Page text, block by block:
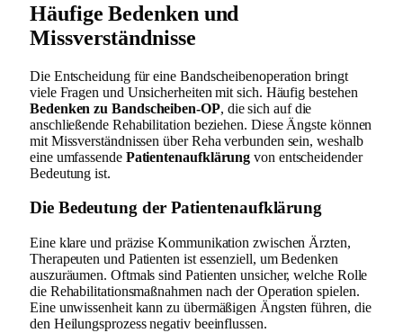
Häufige Bedenken und
Missverständnisse
Die Entscheidung für eine Bandscheibenoperation bringt
viele Fragen und Unsicherheiten mit sich. Häufig bestehen
Bedenken zu Bandscheiben-OP, die sich auf die
anschließende Rehabilitation beziehen. Diese Ängste können
mit Missverständnissen über Reha verbunden sein, weshalb
eine umfassende Patientenaufklärung von entscheidender
Bedeutung ist.
Die Bedeutung der Patientenaufklärung
Eine klare und präzise Kommunikation zwischen Ärzten,
Therapeuten und Patienten ist essenziell, um Bedenken
auszuräumen. Oftmals sind Patienten unsicher, welche Rolle
die Rehabilitationsmaßnahmen nach der Operation spielen.
Eine unwissenheit kann zu übermäßigen Ängsten führen, die
den Heilungsprozess negativ beeinflussen.